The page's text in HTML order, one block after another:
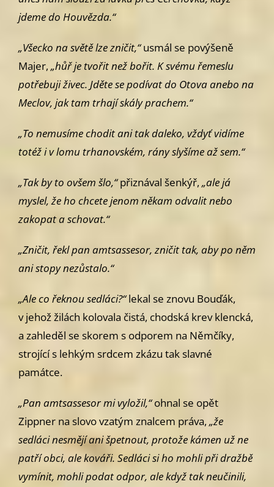
jdeme do Houvězda.“
„Všecko na světě lze zničit,“usmál se povýšeně
Majer, „hůř je tvořit nežbořit. K svému řemeslu
potřebuji živec. Jděte se podívat do Otova anebo na
Meclov, jak tam trhají skály prachem.“
„To nemusíme chodit ani tak daleko, vždyť vidíme
totéž i v lomu trhanovském, rány slyšíme až sem.“
„Tak by to ovšem šlo,“přiznával šenkýř, „ale já
myslel, že ho chcetejenom někam odvalit nebo
zakopat a schovat.“
„Zničit, řekl pan amtsassesor, zničit tak, aby po něm
ani stopy nezů­stalo.“
„Ale co řeknou sedláci?“lekal se znovu Bouďák,
v jehož žilách kolovala čistá, chodská krev klencká,
a zahleděl se skorem s odporem na Němčíky,
strojící s lehkým srdcem zkázu tak slavné
památce.
„Pan amtsassesor mi vyložil,“ohnal se opět
Zippner na slovo vzatým znalcem práva, „že
sedláci nesmějí ani špetnout, protože kámen už ne­
patří obci, ale kováři. Sedláci si ho mohli při dražbě
vymínit, mohli podatodpor, ale když tak neučinili,